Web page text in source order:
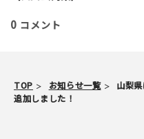
0 コメント
TOP お知らせ一覧
山梨
追加しました！